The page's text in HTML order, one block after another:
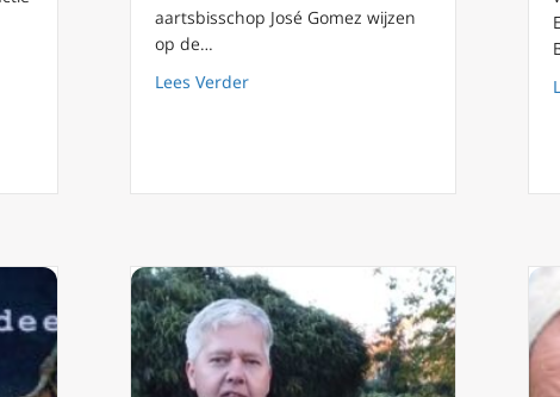
katholiek gelovige met je angst? PaterPodcast (15) Radio Maria
aartsbisschop José Gomez wijzen
op de…
Lees Verderabout Beware of the ‘Woke’! – Pas op